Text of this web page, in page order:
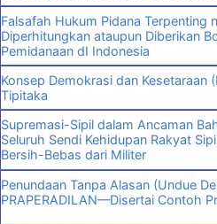
Falsafah Hukum Pidana Terpenting
Diperhitungkan ataupun Diberikan
Pemidanaan dI Indonesia
Konsep Demokrasi dan Kesetaraan
Tipitaka
Supremasi-Sipil dalam Ancaman
Seluruh Sendi Kehidupan Rakyat
Bersih-Bebas dari Militer
Penundaan Tanpa Alasan (Undue
PRAPERADILAN—Disertai Contoh